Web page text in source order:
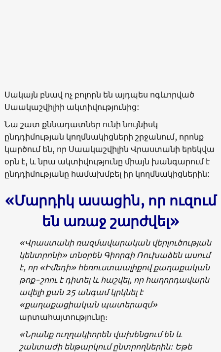
Սակայն բնավ ոչ բոլորն են այդպես ոգևորված
Սաակաշվիլիի ակտիվությունից:
Նա շատ քննադատներ ունի նույնիսկ
ընդդիմության կողմնակիցների շրջանում, որոնք
կարծում են, որ Սաակաշվիլին Վրաստանի երեկվա
օրն է, և նրա ակտիվությունը միայն խանգարում է
ընդդիմությանը համախմբել իր կողմնակիցներին:
«Մարդիկ ասացին, որ ուզում
են առաջ շարժվել»
«Վրաստանի ռազմավարական վերլուծության
կենտրոնի» տնօրեն Գիորգի Ռուխաձեն ասում
է, որ «Իմեդի» հեռուստաալիքով քաղաքական
թոք-շոու է դիտել և հաշվել, որ հաղորդավարն
ավելի քան 25 անգամ կրկնել է
«քաղաքացիական պատերազմ»
արտահայտությունը։
«Նրանք ուղղակիորեն վախենցում են և
շանտաժի ենթարկում ընտրողներին: Եթե